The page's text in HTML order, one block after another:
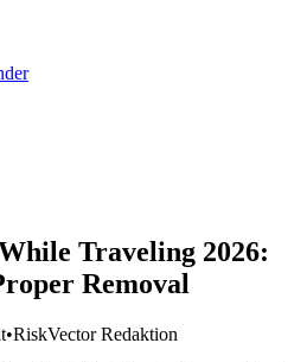
Traveling 2026:
Removal
•RiskVector Redaktion